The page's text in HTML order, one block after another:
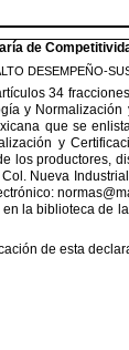
de
DESEMPEÑO-
34
y
que se
y
los productores,
Nueva
:
la biblioteca de
de esta